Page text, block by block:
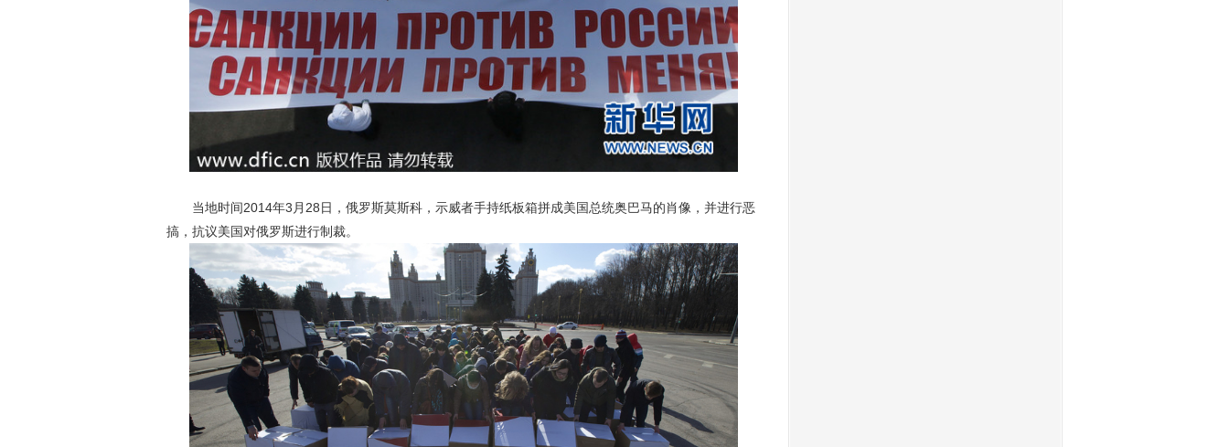
当地时间2014年3月28日，俄罗斯莫斯科，示威者手持纸板箱拼成美国总统奥巴马的肖像，并进行恶
搞，抗议美国对俄罗斯进行制裁。